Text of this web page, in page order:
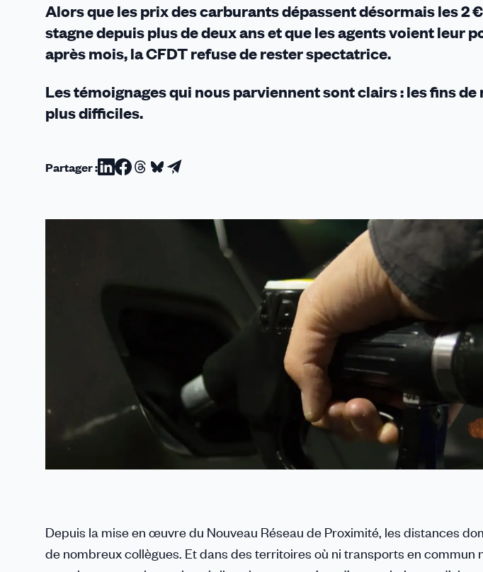
Alors que les prix des carburants dépassent désormais les 2
stagne depuis plus de deux ans et que les agents voient leur
après mois, la CFDT refuse de rester spectatrice.
Les témoignages qui nous parviennent sont clairs : les fins
plus difficiles.
Partager :Partager
Linkedin
Partager
Facebook
Partager
Threads
Partager
Bluesky
Partager
email
Depuis la mise en œuvre du Nouveau Réseau de Proximité, les distances
de nombreux collègues. Et dans des territoires où ni transports en commun